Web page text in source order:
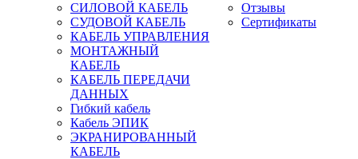
СИЛОВОЙ КАБЕЛЬ
СУДОВОЙ КАБЕЛЬ
КАБЕЛЬ УПРАВЛЕНИЯ
МОНТАЖНЫЙ
КАБЕЛЬ
КАБЕЛЬ ПЕРЕДАЧИ
ДАННЫХ
Гибкий кабель
Кабель ЭПИК
ЭКРАНИРОВАННЫЙ
КАБЕЛЬ
Отзывы
Сертификаты